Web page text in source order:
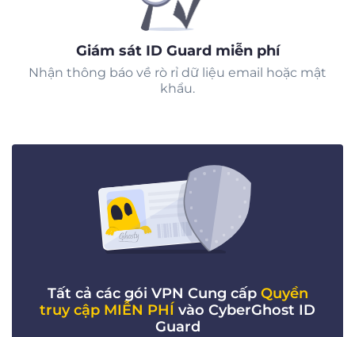
Giám sát ID Guard miễn phí
Nhận thông báo về rò rỉ dữ liệu email hoặc mật
khẩu.
Tất cả các gói VPN Cung cấp Quyền
truy cập MIỄN PHÍ vào CyberGhost ID
Guard